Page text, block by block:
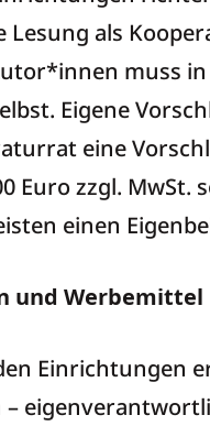
als
muss in
Eigene
eine
Euro zzgl.
einen
und Werbemittel
Einrichtungen